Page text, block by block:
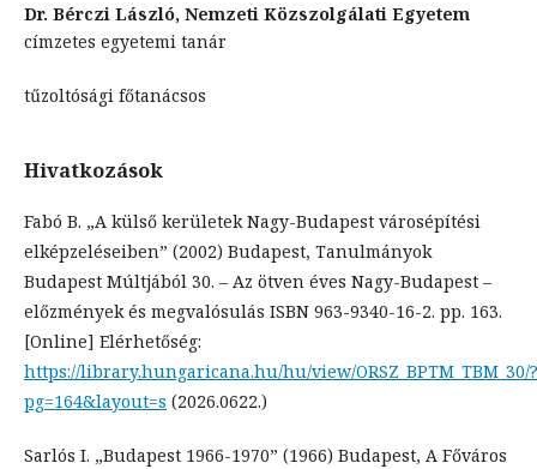
Dr. Bérczi László, Nemzeti Közszolgálati Egyetem
címzetes egyetemi tanár
tűzoltósági főtanácsos
Hivatkozások
Fabó B. „A külső kerületek Nagy-Budapest városépítési
elképzeléseiben” (2002) Budapest, Tanulmányok
Budapest Múltjából 30. – Az ötven éves Nagy-Budapest –
előzmények és megvalósulás ISBN 963-9340-16-2. pp. 163.
[Online] Elérhetőség:
https://library.hungaricana.hu/hu/view/ORSZ_BPTM_TBM_30/?
pg=164&layout=s (2026.0622.)
Sarlós I. „Budapest 1966-1970” (1966) Budapest, A Főváros